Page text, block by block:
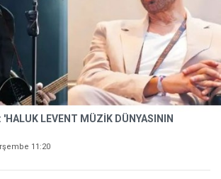
'HALUK LEVENT MÜZİK DÜNYASININ
11:20